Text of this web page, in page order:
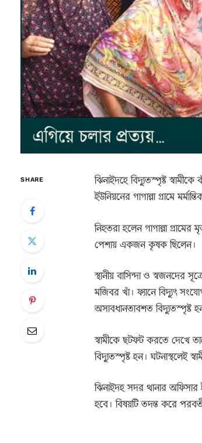
SHARE
ঝিনাইদহে বিদ্যুতস্পৃষ্ট
ইউনিয়নের গাগান্না গ্রামে
নিহতরা হলেন গাগান্না
পেশায় একজন কৃষক ছিলেন।
স্থানীয় বাসিন্দা ও স্বজনদের
মজিবর খাঁ। ফ্যানে বিদ্যুৎ
অসাবধানতাবশত বিদ্যুতস্পৃষ্ট
স্বামীকে ছটফট করতে দেখে
বিদ্যুতস্পৃষ্ট হন। ঘটনাস্থলেই
ঝিনাইদহ সদর থানার
হবে। বিষয়টি তদন্ত করে